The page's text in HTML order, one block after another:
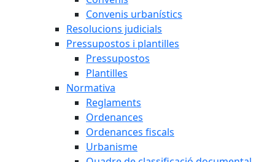
Convenis urbanístics
Resolucions judicials
Pressupostos i plantilles
Pressupostos
Plantilles
Normativa
Reglaments
Ordenances
Ordenances fiscals
Urbanisme